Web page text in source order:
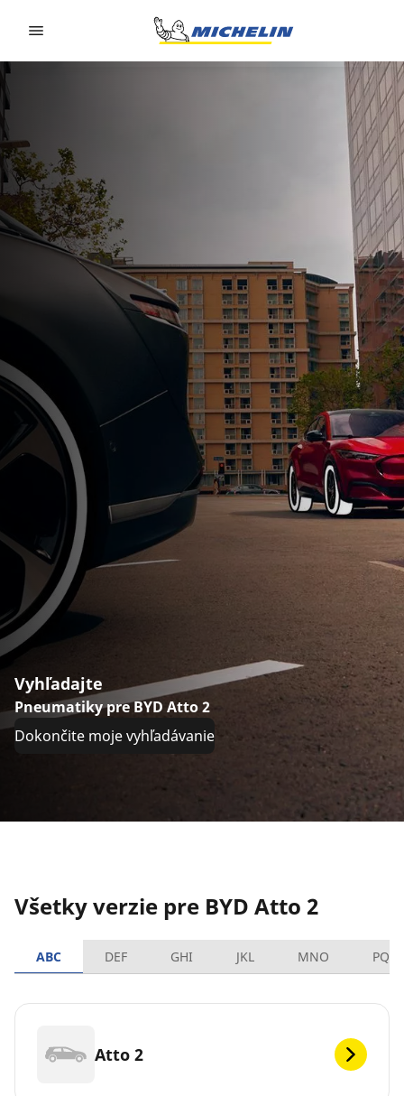
Vyhľadajte
Pneumatiky pre BYD Atto 2
Dokončite moje vyhľadávanie
Všetky verzie pre BYD Atto 2
ABC DEF GHI JKL MNO PQRS
Atto 2